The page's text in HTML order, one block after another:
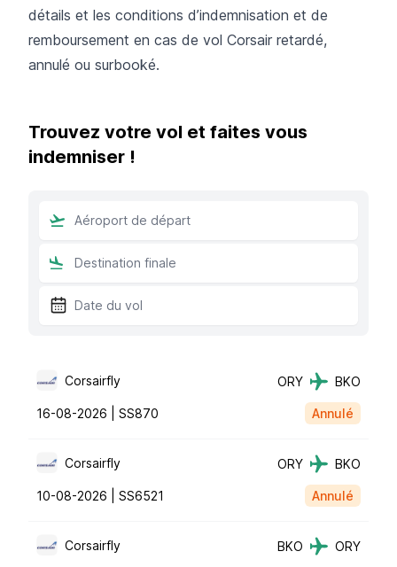
détails et les conditions d’indemnisation et de
remboursement en cas de vol Corsair retardé,
annulé ou surbooké.
Trouvez votre vol et faites vous
indemniser !
Corsairfly ORY BKO
16-08-2026 | SS870 Annulé
Corsairfly ORY BKO
10-08-2026 | SS6521 Annulé
Corsairfly BKO ORY